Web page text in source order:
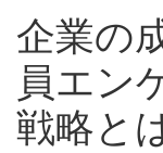
企業の
員エン
戦略と